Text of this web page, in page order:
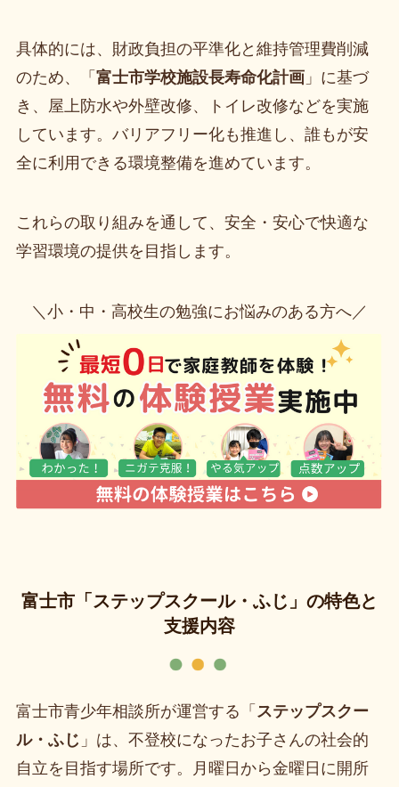
具体的には、財政負担の平準化と維持管理費削減
のため、「 富士市学校施設長寿命化計画」に基づ
き、屋上防水や外壁改修、トイレ改修などを実施
しています。バリアフリー化も推進し、誰もが安
全に利用できる環境整備を進めています。
これらの取り組みを通して、安全・安心で快適な
学習環境の提供を目指します。
＼小・中・高校生の勉強にお悩みのある方へ／
富士市「ステップスクール・ふじ」の特色と
支援内容
富士市青少年相談所が運営する「 ステップスクー
ル・ふじ 」は、不登校になったお子さんの社会的
自立を目指す場所です。月曜日から金曜日に開所